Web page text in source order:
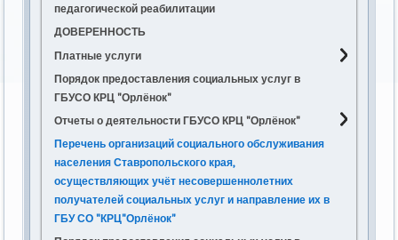
педагогической реабилитации
ДОВЕРЕННОСТЬ
Платные услуги
Положение о порядке и условиях
предоставления платных социальных услуг
Прейскурант цен на платные услуги
Договор о предоставлении социальных услуг
Порядок предоставления социальных услуг в
ГБУСО КРЦ "Орлёнок"
Отчеты о деятельности ГБУСО КРЦ "Орлёнок"
2026
2025
2023
Перечень организаций социального обслуживания
населения Ставропольского края,
осуществляющих учёт несовершеннолетних
получателей социальных услуг и направление их в
ГБУ СО "КРЦ"Орлёнок"